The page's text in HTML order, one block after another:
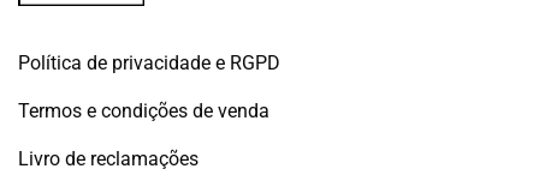
Política de privacidade e RGPD
Termos e condições de venda
Livro de reclamações